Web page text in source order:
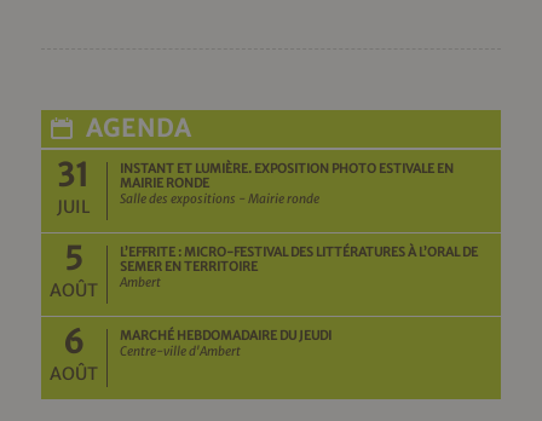
AGENDA
31
JUIL
INSTANT ET LUMIÈRE. EXPOSITION PHOTO ESTIVALE EN
MAIRIE RONDE
Salle des expositions - Mairie ronde
5
AOÛT
L’EFFRITE : MICRO-FESTIVAL DES LITTÉRATURES À L’ORAL DE
SEMER EN TERRITOIRE
Ambert
6
AOÛT
MARCHÉ HEBDOMADAIRE DU JEUDI
Centre-ville d'Ambert